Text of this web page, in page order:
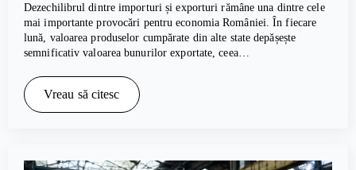
Dezechilibrul dintre importuri și exporturi rămâne una dintre cele
mai importante provocări pentru economia României. În fiecare
lună, valoarea produselor cumpărate din alte state depășește
semnificativ valoarea bunurilor exportate, ceea…
Vreau să citesc